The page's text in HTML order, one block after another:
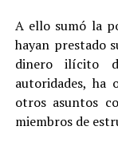
A ello sumó la
hayan prestado
dinero ilícito
autoridades, ha
otros asuntos
miembros de